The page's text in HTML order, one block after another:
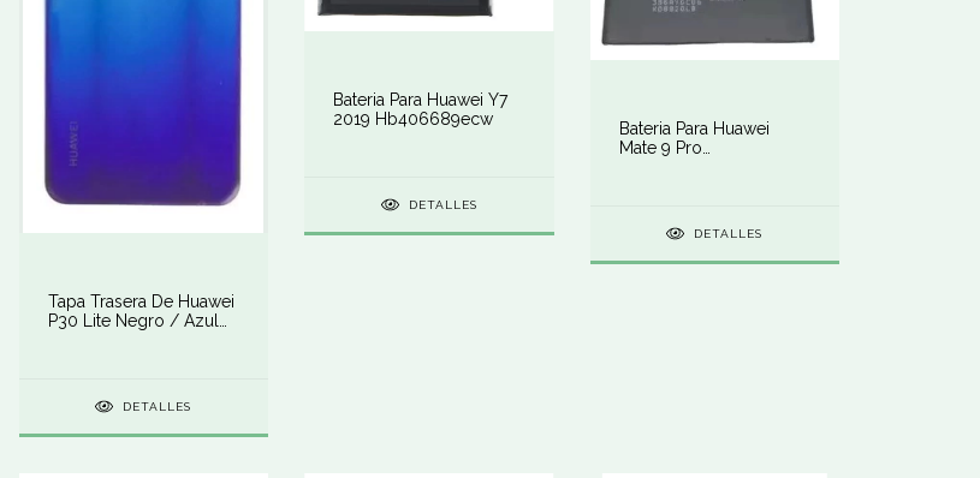
Tapa Trasera De Huawei
P30 Lite Negro / Azul
DETALLES
Bateria Para Huawei Y7
2019 Hb406689ecw
DETALLES
Bateria Para Huawei
Mate 9 Pro
DETALLES